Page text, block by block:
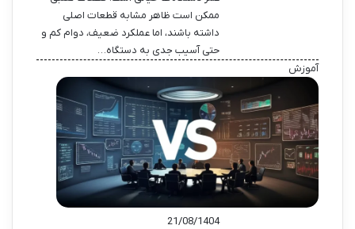
ممکن است ظاهر مشابه قطعات اصلی
داشته باشند، اما عملکرد ضعیف، دوام کم و
حتی آسیب جدی به دستگاه…
آموزش
21/08/1404